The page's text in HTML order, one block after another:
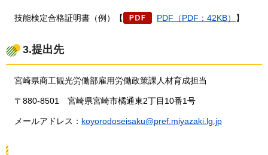
技能検定合格証明書（例）【 PDF（PDF：42KB） 】
3.提出先
宮崎県商工観光労働部雇用労働政策課人材育成担当
〒 880-8501 宮崎県宮崎市橘通東2丁目10番1号
メールアドレス ： koyorodoseisaku@pref.miyazaki.lg.jp